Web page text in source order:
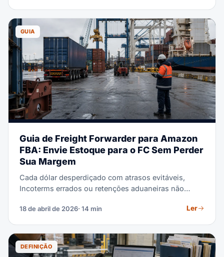
DDP, um exemplo real de custos, DDP vs DAP e
quando o DDP é a escolha certa — ou a errada.
GUIA
Guia de Freight Forwarder para Amazon
FBA: Envie Estoque para o FC Sem Perder
Sua Margem
Cada dólar desperdiçado com atrasos evitáveis,
Incoterms errados ou retenções aduaneiras não
Este guia traz o fluxo de trabalho completo — do
para você escolher o forwarder certo e proteger seu
custo total.
18 de abril de 2026· 14 min Ler
DEFINIÇÃO